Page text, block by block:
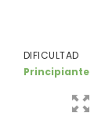
DIFICULTAD
Principiante